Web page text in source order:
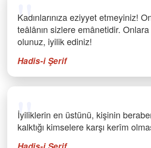
Kadınlarınıza eziyyet etmeyiniz!
teâlânın sizlere emânetidir.
olunuz, iyilik ediniz!
Hadis-i Şerif
İyiliklerin en üstünü, kişinin
kalktığı kimselere karşı kerîm